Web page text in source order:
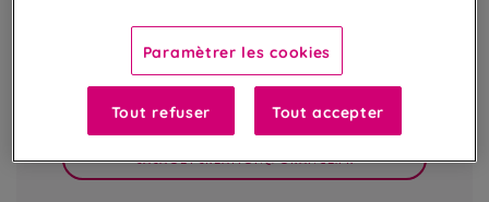
69 rue Des Halles37000
Tours,France
CACAOETCREATION@ORANGE.FR
Paramètrer les cookies
Tout refuser Tout accepter